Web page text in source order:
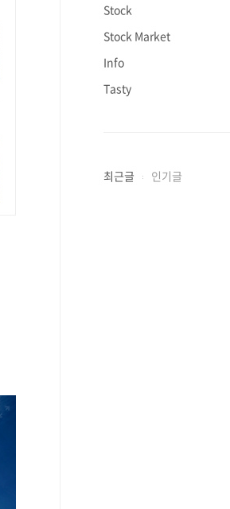
Stock
Stock Market
Info
Tasty
최근글 인기글